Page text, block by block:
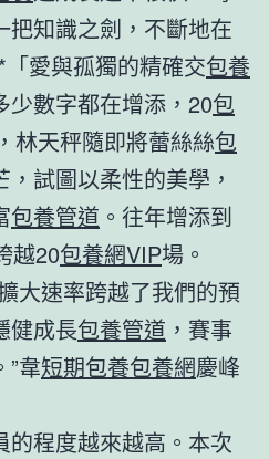
把知識之劍，不斷地在
愛與孤獨的精確交包養
少數字都在增添，20包
林天秤隨即將蕾絲絲包
試圖以柔性的美學，
包養管道 。往年增添到
越20包養網VIP場。
大速率跨越了我們的預
健成長包養管道 ，賽事
”韋短期包養包養網慶峰
的程度越來越高。本次